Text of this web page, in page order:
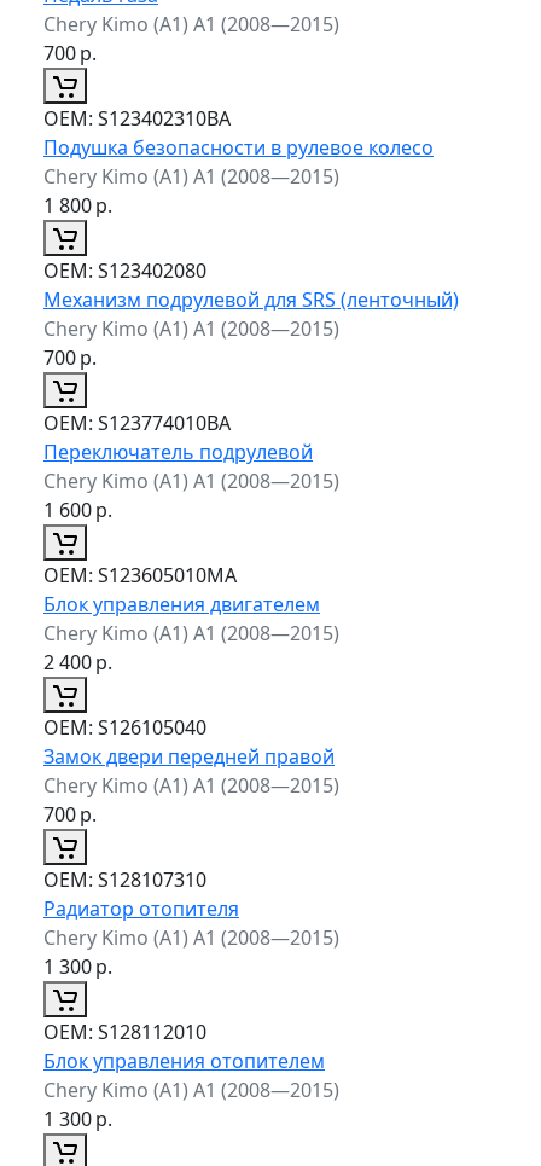
Chery Kimo (A1) A1 (2008—2015)
700р.
ОЕМ: S123402310BA
Подушка безопасности в рулевое колесо
Chery Kimo (A1) A1 (2008—2015)
1 800р.
ОЕМ: S123402080
Механизм подрулевой для SRS (ленточный)
Chery Kimo (A1) A1 (2008—2015)
700р.
ОЕМ: S123774010BA
Переключатель подрулевой
Chery Kimo (A1) A1 (2008—2015)
1 600р.
ОЕМ: S123605010MA
Блок управления двигателем
Chery Kimo (A1) A1 (2008—2015)
2 400р.
ОЕМ: S126105040
Замок двери передней правой
Chery Kimo (A1) A1 (2008—2015)
700р.
ОЕМ: S128107310
Радиатор отопителя
Chery Kimo (A1) A1 (2008—2015)
1 300р.
ОЕМ: S128112010
Блок управления отопителем
Chery Kimo (A1) A1 (2008—2015)
1 300р.